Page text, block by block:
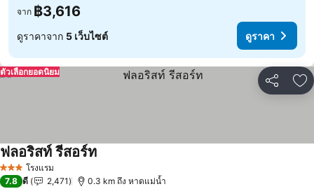
จาก ฿3,616
ดูราคาจาก 5 เว็บไซต์ ดูราคา
แชร์ เ
ตัวเลือกยอดนิยม
3 ดาว โรงแรม
ฟลอริสท์ รีสอร์ทดูราคา
7.8 ดี 2,471 0.3 km ถึง หาดแม่น้ำ